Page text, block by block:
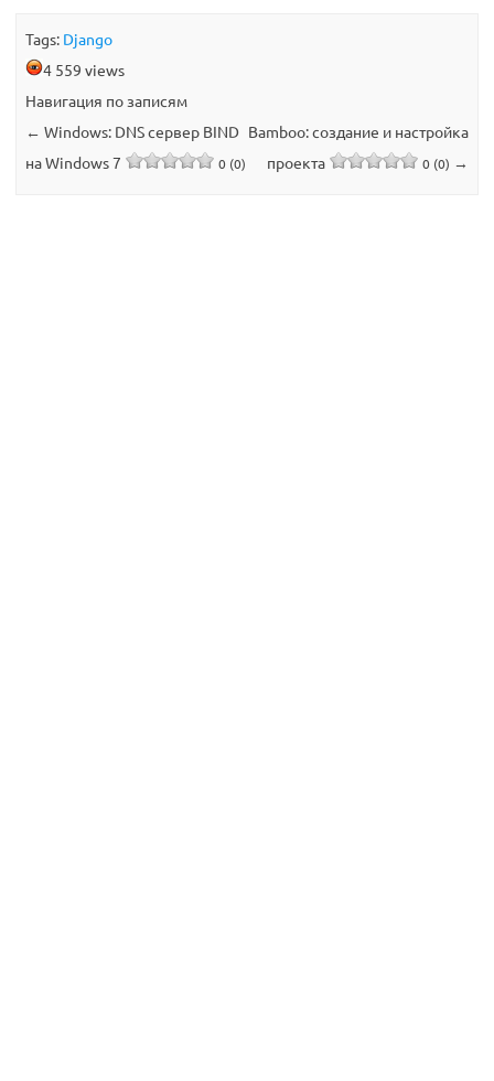
Tags: Django
4 559 views
Навигация по записям
← Windows: DNS сервер BIND
на Windows 7
0 (0)
Bamboo: создание и настройка
проекта
0 (0) →